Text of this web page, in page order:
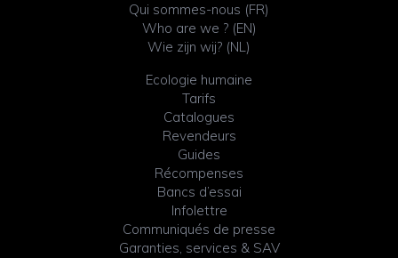
Qui sommes-nous (FR)
Who are we ? (EN)
Wie zijn wij? (NL)
Ecologie humaine
Tarifs
Catalogues
Revendeurs
Guides
Récompenses
Bancs d’essai
Infolettre
Communiqués de presse
Garanties, services & SAV